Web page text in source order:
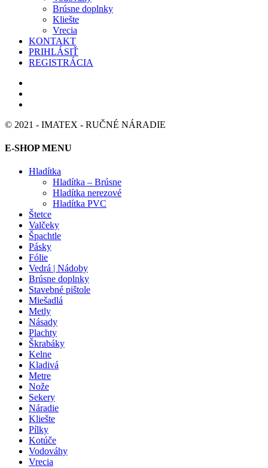
Brúsne doplnky
Kliešte
Vrecia
KONTAKT
PRIHLÁSIŤ
REGISTRÁCIA
© 2021 - IMATEX - RUČNÉ NÁRADIE
E-SHOP MENU
Hladítka
Hladítka – Brúsne
Hladítka nerezové
Hladítka PVC
Štetce
Valčeky
Špachtle
Pásky
Fólie
Vedrá | Nádoby
Brúsne doplnky
Stavebné pištole
Miešadlá
Metly
Násady
Plachty
Škrabáky
Kelne
Kladivá
Metre
Nože
Sekery
Náradie
Kliešte
Pílky
Kotúče
Vodováhy
Vrecia